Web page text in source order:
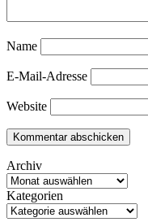
Name
E-Mail-Adresse
Website
Archiv
Kategorien